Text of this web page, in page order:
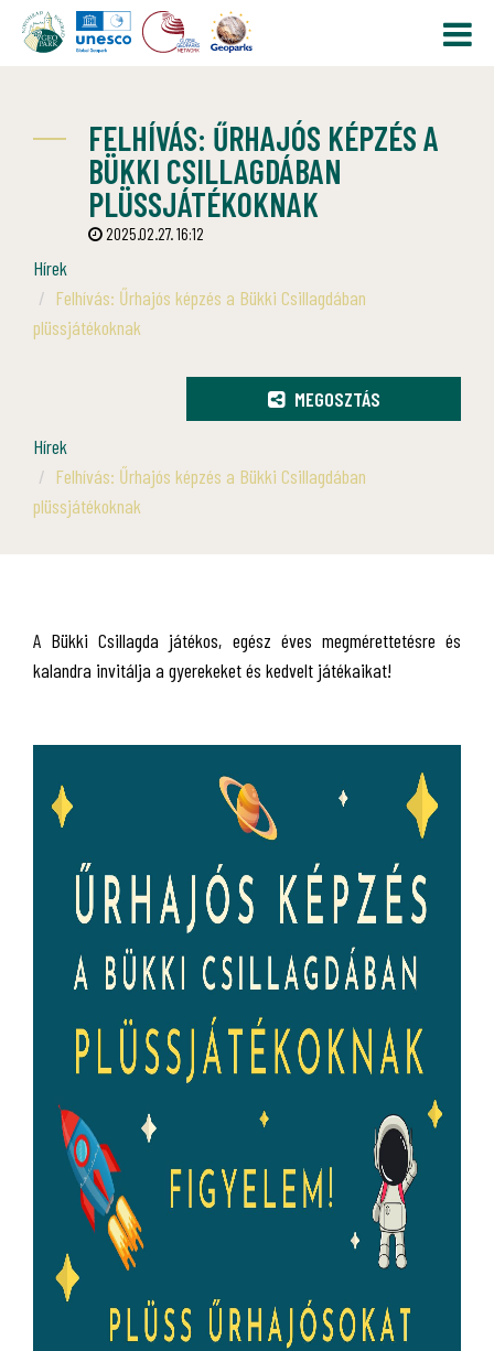
FELHÍVÁS: ŰRHAJÓS KÉPZÉS A
BÜKKI CSILLAGDÁBAN
PLÜSSJÁTÉKOKNAK
2025.02.27. 16:12
Hírek
Felhívás: Űrhajós képzés a Bükki Csillagdában
plüssjátékoknak
MEGOSZTÁS
Hírek
Felhívás: Űrhajós képzés a Bükki Csillagdában
plüssjátékoknak
A Bükki Csillagda játékos, egész éves megmérettetésre és
kalandra invitálja a gyerekeket és kedvelt játékaikat!